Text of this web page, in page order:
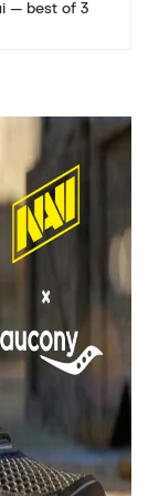
— best of 3